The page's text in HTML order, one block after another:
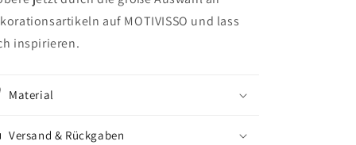
auf MOTIVISSO und lass
inspirieren.
Material
Versand & Rückgaben